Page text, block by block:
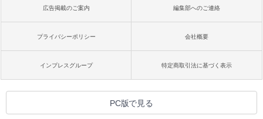
広告掲載のご案内 編集部へのご連絡
プライバシーポリシー 会社概要
インプレスグループ 特定商取引法に基づく表示
PC版で見る